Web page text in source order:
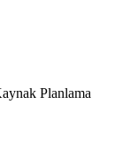
Planlama